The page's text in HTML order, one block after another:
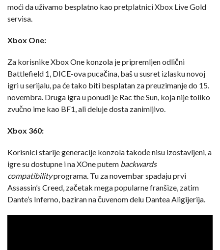
moći da uživamo besplatno kao pretplatnici Xbox Live Gold
servisa.
Xbox One:
Za korisnike Xbox One konzola je pripremljen odlični
Battlefield 1, DICE-ova pucačina, baš u susret izlasku novoj
igri u serijalu, pa će tako biti besplatan za preuzimanje do 15.
novembra. Druga igra u ponudi je Rac the Sun, koja nije toliko
zvučno ime kao BF1, ali deluje dosta zanimljivo.
Xbox 360:
Korisnici starije generacije konzola takođe nisu izostavljeni, a
igre su dostupne i na XOne putem backwards
compatibilityprograma. Tu za novembar spadaju prvi
Assassin’s Creed, začetak mega popularne franšize, zatim
Dante’s Inferno, baziran na čuvenom delu Dantea Aligijerija.